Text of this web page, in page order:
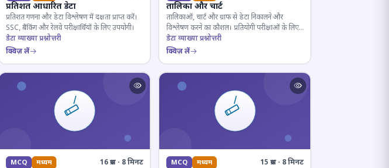
प्रतिशत आधारित डेटा
प्रतिशत गणना और डेटा विश्लेषण में दक्षता प्राप्त करें।
SSC, बैंकिंग और रेलवे परीक्षार्थियों के लिए उपयोगी।
डेटा व्याख्या प्रश्नोत्तरी
क्विज़ लें
तालिका और चार्ट
तालिकाओं, चार्ट और ग्राफ से डेटा निकालने और
विश्लेषण करने का कौशल। प्रतियोगी परीक्षाओं के लिए
अनिवार्य।
डेटा व्याख्या प्रश्नोत्तरी
क्विज़ लें
MCQ मध्यम 16 प्रश्न · 8 मिनट MCQ मध्यम 15 प्रश्न · 8 मिनट